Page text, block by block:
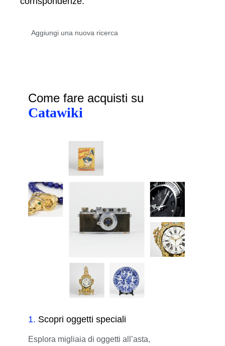
Come fare acquisti su
Catawiki
1. Scopri oggetti speciali
Esplora migliaia di oggetti all’asta,